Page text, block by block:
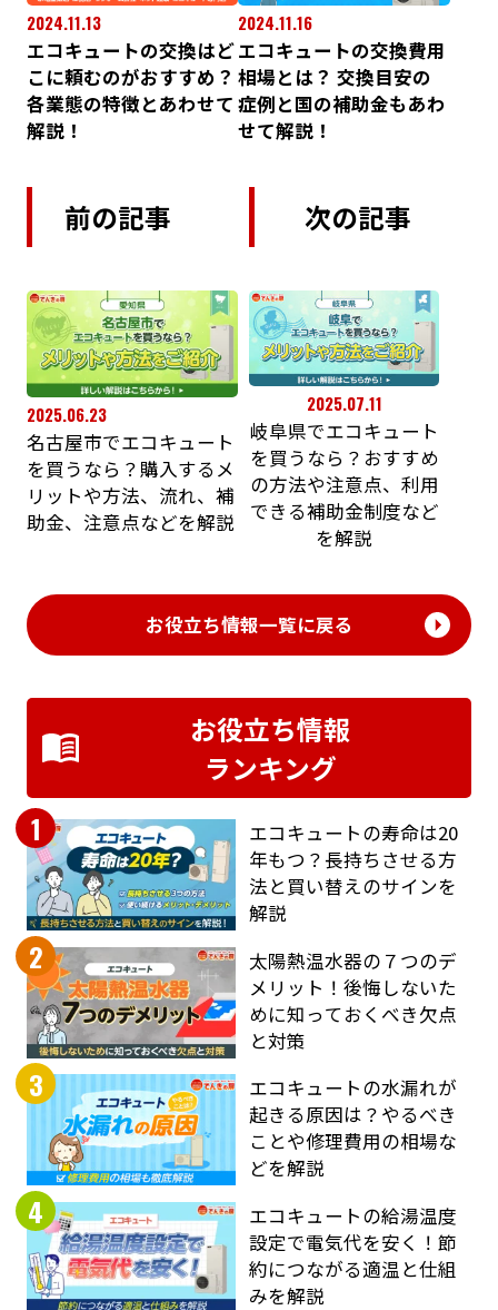
2024.11.13
エコキュートの交換はど
こに頼むのがおすすめ？
各業態の特徴とあわせて
解説！
2024.11.16
エコキュートの交換費用
相場とは？ 交換目安の
症例と国の補助金もあわ
せて解説！
前の記事
2025.06.23
名古屋市でエコキュート
を買うなら？購入するメ
リットや方法、流れ、補
助金、注意点などを解説
次の記事
2025.07.11
岐阜県でエコキュート
を買うなら？おすすめ
の方法や注意点、利用
できる補助金制度など
を解説
お役立ち情報一覧に戻る
お役立ち情報
ランキング
1
エコキュートの寿命は20
年もつ？長持ちさせる方
法と買い替えのサインを
解説
2
太陽熱温水器の７つのデ
メリット！後悔しないた
めに知っておくべき欠点
と対策
3
エコキュートの水漏れが
起きる原因は？やるべき
ことや修理費用の相場な
どを解説
4
エコキュートの給湯温度
設定で電気代を安く！節
約につながる適温と仕組
みを解説